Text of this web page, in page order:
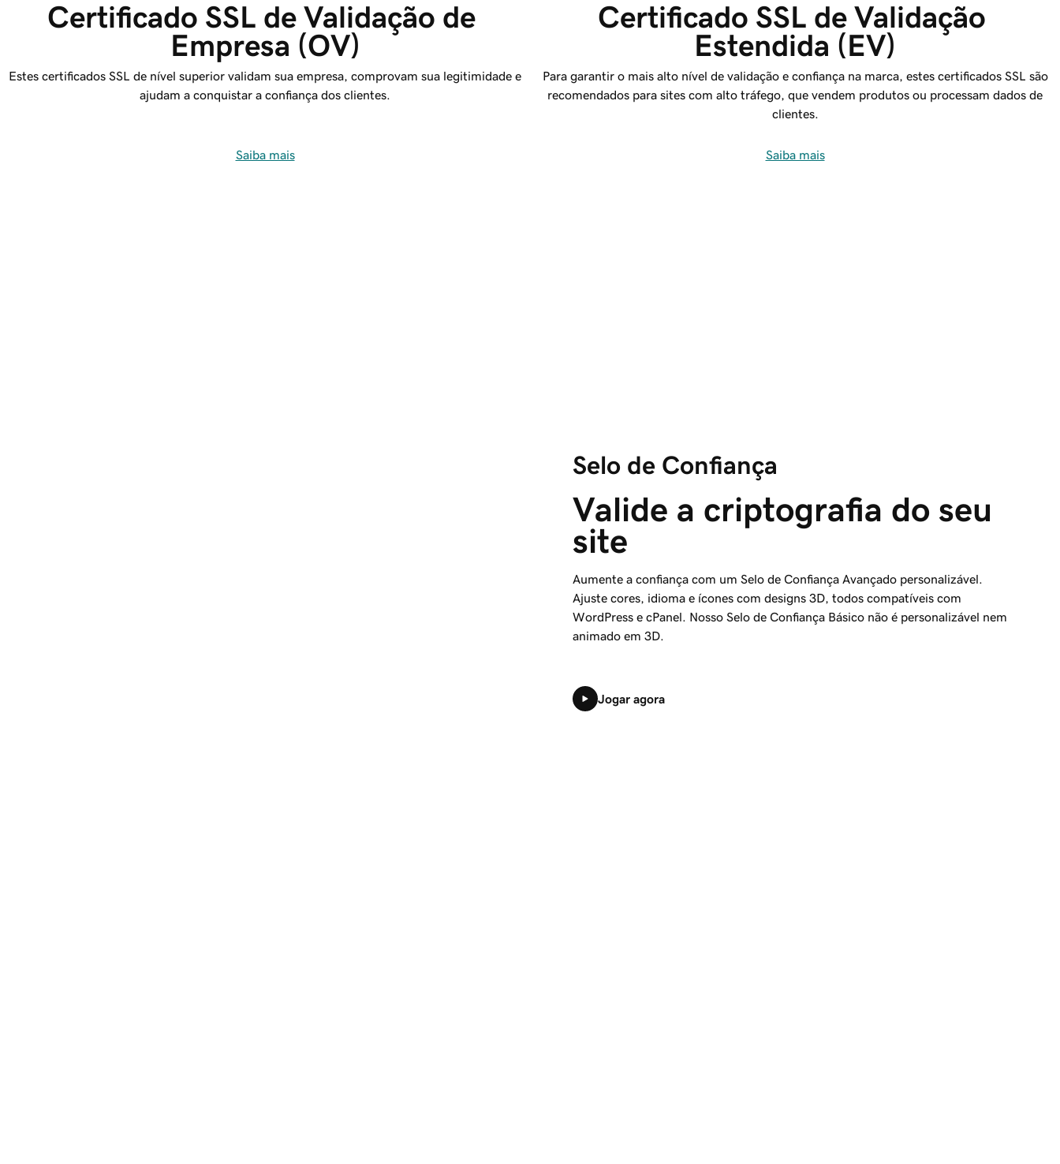
Certificado SSL de Validação de
Empresa (OV)
Estes certificados SSL de nível superior validam sua empresa, comprovam sua legitimidade e
ajudam a conquistar a confiança dos clientes.
Saiba mais
Certificado SSL de Validação
Estendida (EV)
Para garantir o mais alto nível de validação e confiança na marca, estes certificados SSL são
recomendados para sites com alto tráfego, que vendem produtos ou processam dados de
clientes.
Saiba mais
Selo de Confiança
Valide a criptografia do seu
site
Aumente a confiança com um Selo de Confiança Avançado personalizável.
Ajuste cores, idioma e ícones com designs 3D, todos compatíveis com
WordPress e cPanel. Nosso Selo de Confiança Básico não é personalizável nem
animado em 3D.
Jogar agora